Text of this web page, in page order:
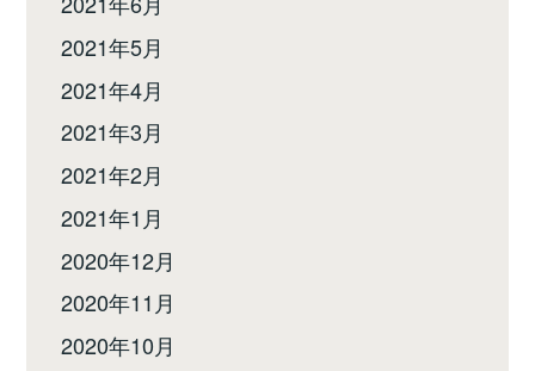
2021年5月
2021年4月
2021年3月
2021年2月
2021年1月
2020年12月
2020年11月
2020年10月